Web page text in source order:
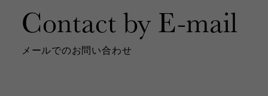
Contact by E-mail
メールでのお問い合わせ